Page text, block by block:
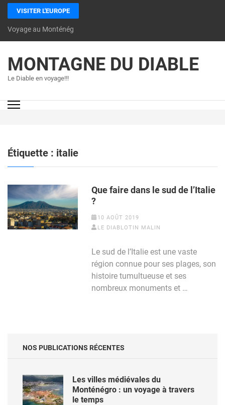
VISITER L'EUROPE
Voyage au Monténégro: les incontournables à découvrir
MONTAGNE DU DIABLE
Le Diable en voyage!!!
Étiquette : italie
Que faire dans le sud de l’Italie
?
10 AOÛT 2019
LE DIABLOTIN MALIN
Le sud de l’Italie est une vaste
région connue pour ses plages, son
histoire tumultueuse et ses
nombreux monuments et …
NOS PUBLICATIONS RÉCENTES
Les villes médiévales du
Monténégro : un voyage à travers
le temps